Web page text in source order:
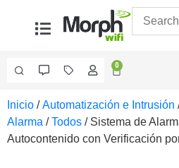
0
Videovigilancia
Accesorios
Generales
Inicio /Automatización e Intrusión
Alarma /Todos / Sistema de
Autocontenido con Verificación